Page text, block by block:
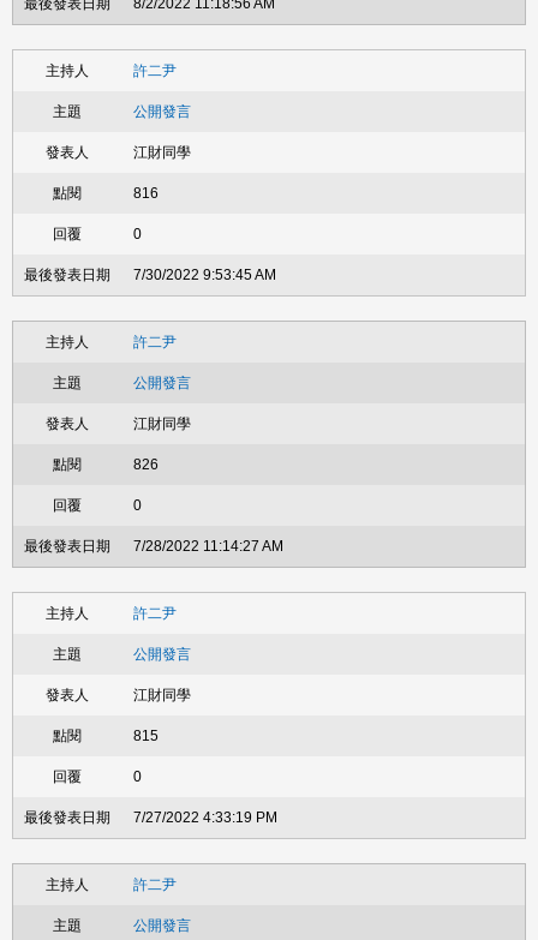
8/2/2022 11:18:56 AM
許二尹
公開發言
江財同學
816
0
7/30/2022 9:53:45 AM
許二尹
公開發言
江財同學
826
0
7/28/2022 11:14:27 AM
許二尹
公開發言
江財同學
815
0
7/27/2022 4:33:19 PM
許二尹
公開發言